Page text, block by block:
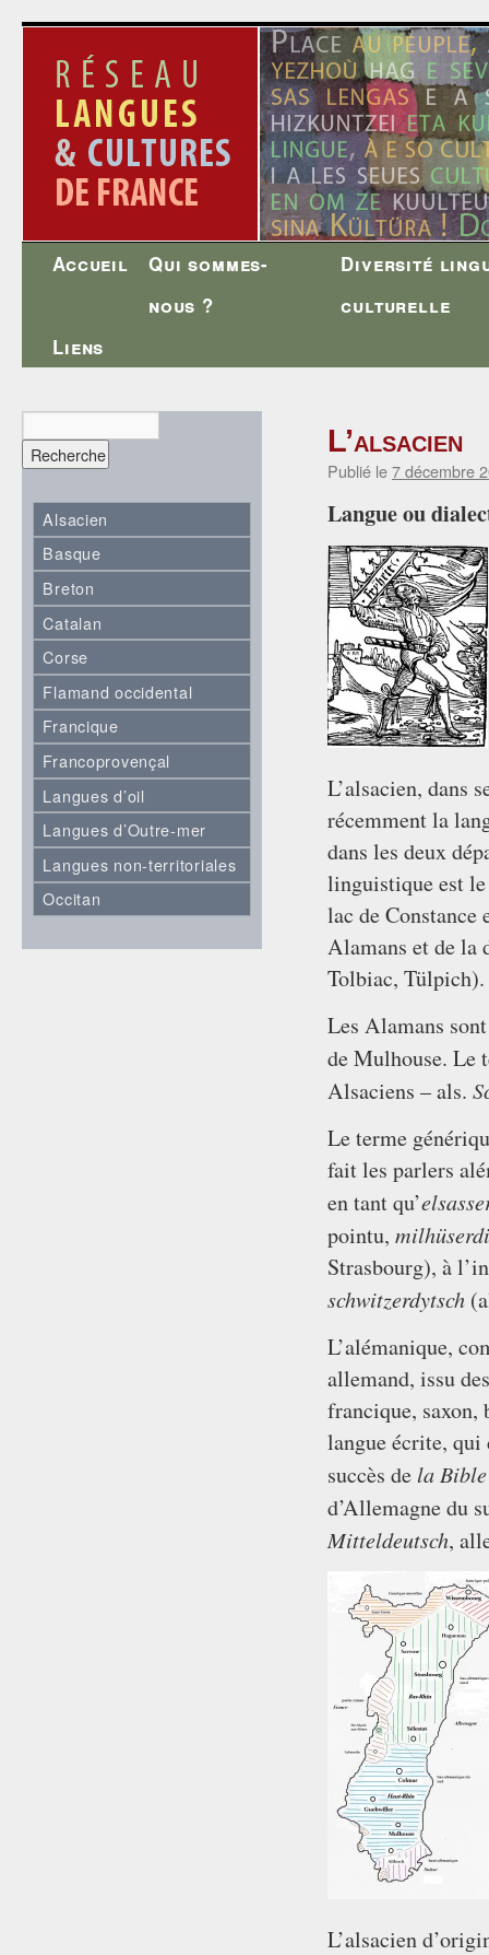
Aller
contenu
Accueil
Qui sommes-
nous ?
Diversité
culturelle
Liens
L’alsacien
Publié le7 décembre
Langue ou
L’alsacien, dans
récemment la
dans les deux
linguistique est le
lac de
Alamans et de la
Tolbiac, Tülpich).
Les Alamans
de Mulhouse. Le
Alsaciens – als.
Le terme
fait les parlers
en tant qu’
pointu,
Strasbourg), à
schwitzerdytsch
L’alémanique,
allemand, issu
francique, saxon,
langue écrite, qui
succès de la Bible
d’Allemagne du
Mitteldeutsch,
L’alsacien
Alsacien
Basque
Breton
Catalan
Corse
Flamand occidental
Francique
Francoprovençal
Langues d’oil
Langues d’Outre-mer
Langues non-territoriales
Occitan